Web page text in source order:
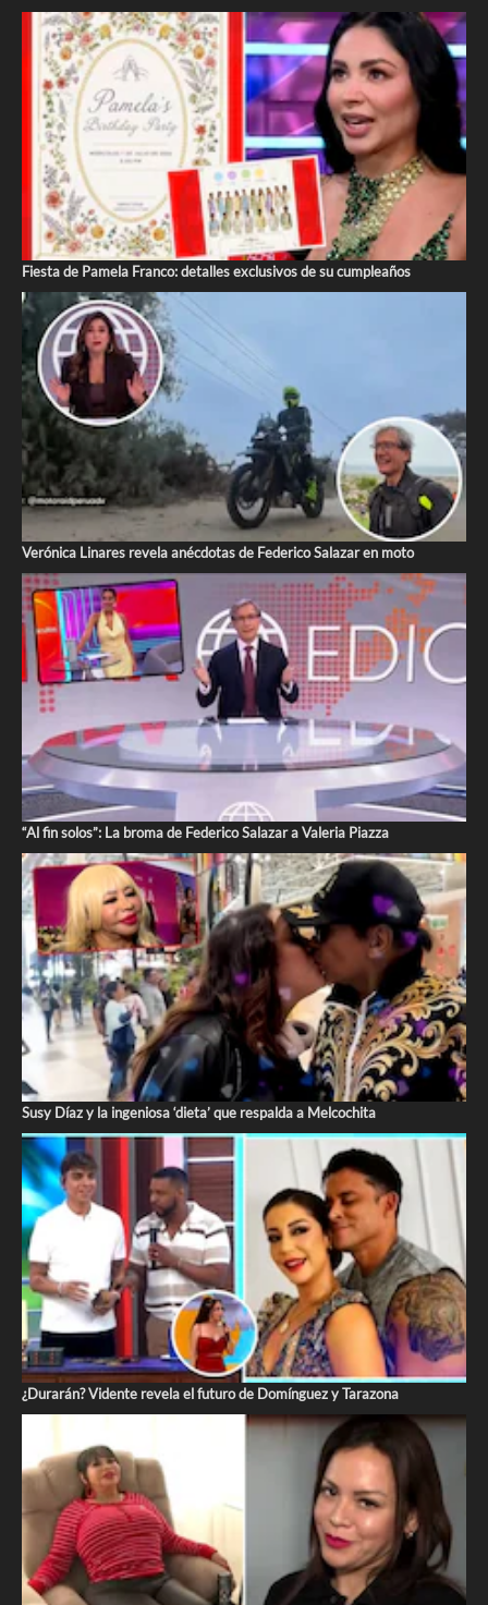
Fiesta de Pamela Franco: detalles exclusivos de su cumpleaños
Verónica Linares revela anécdotas de Federico Salazar en moto
“Al fin solos”: La broma de Federico Salazar a Valeria Piazza
Susy Díaz y la ingeniosa ‘dieta’ que respalda a Melcochita
¿Durarán? Vidente revela el futuro de Domínguez y Tarazona